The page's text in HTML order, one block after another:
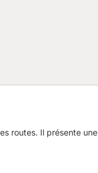
routes. Il présente